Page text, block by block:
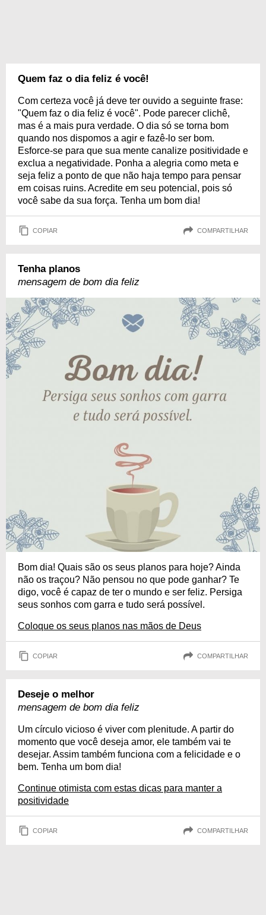
Quem faz o dia feliz é você!
Com certeza você já deve ter ouvido a seguinte frase:
"Quem faz o dia feliz é você". Pode parecer clichê,
mas é a mais pura verdade. O dia só se torna bom
quando nos dispomos a agir e fazê-lo ser bom.
Esforce-se para que sua mente canalize positividade e
exclua a negatividade. Ponha a alegria como meta e
seja feliz a ponto de que não haja tempo para pensar
em coisas ruins. Acredite em seu potencial, pois só
você sabe da sua força. Tenha um bom dia!
COPIAR COMPARTILHAR
Tenha planos
mensagem de bom dia feliz
Bom dia! Quais são os seus planos para hoje? Ainda
não os traçou? Não pensou no que pode ganhar? Te
digo, você é capaz de ter o mundo e ser feliz. Persiga
seus sonhos com garra e tudo será possível.
Coloque os seus planos nas mãos de Deus
COPIAR COMPARTILHAR
Deseje o melhor
mensagem de bom dia feliz
Um círculo vicioso é viver com plenitude. A partir do
momento que você deseja amor, ele também vai te
desejar. Assim também funciona com a felicidade e o
bem. Tenha um bom dia!
Continue otimista com estas dicas para manter a
positividade
COPIAR COMPARTILHAR